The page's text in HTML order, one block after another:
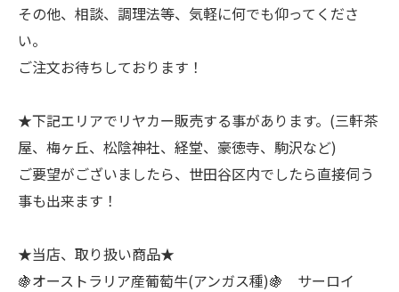
その他、相談、調理法等、気軽に何でも仰ってくださ
い。
ご注文お待ちしております！
★下記エリアでリヤカー販売する事があります。(三軒茶
屋、梅ヶ丘、松陰神社、経堂、豪徳寺、駒沢など)
ご要望がございましたら、世田谷区内でしたら直接伺う
事も出来ます！
★当店、取り扱い商品★
🍇オーストラリア産葡萄牛(アンガス種)🍇 サーロイ